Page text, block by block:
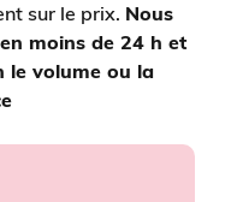
sur le prix. Nous
moins de 24 h et
le volume ou la